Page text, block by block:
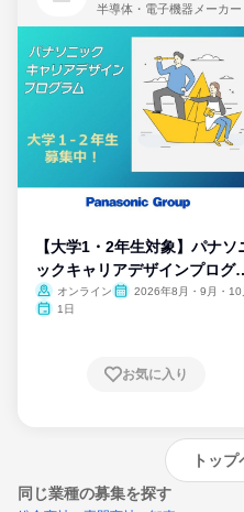
半導体・電子機器メーカー
【大学1・2年生対象】パナソ
ックキャリアデザインプログ
ム
オンライン
2026年8月・9月・10
1日
お気に入り
トッ
同じ業種の募集を探す